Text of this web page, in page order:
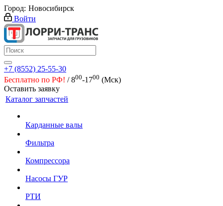
Город: Новосибирск
Войти
+7 (8552) 25-55-30
Бесплатно по РФ! / 800-1700 (Мск)
Оставить заявку
Каталог запчастей
Карданные валы
Фильтра
Компрессора
Насосы ГУР
РТИ